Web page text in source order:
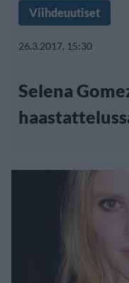
Viihdeuutiset
26.3.2017, 15:30
Selena